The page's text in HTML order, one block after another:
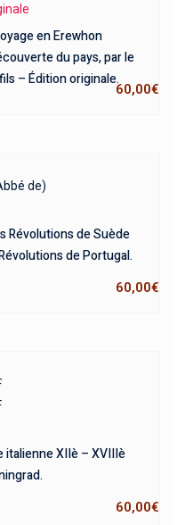
en Erewhon
du pays, par le
– Édition originale.
60,00€
de)
Révolutions de Suède
de Portugal.
60,00€
italienne XIIè – XVIIIè
60,00€